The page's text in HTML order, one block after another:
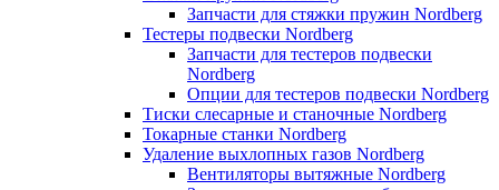
Запчасти для стяжки пружин Nordberg
Тестеры подвески Nordberg
Запчасти для тестеров подвески
Nordberg
Опции для тестеров подвески Nordberg
Тиски слесарные и станочные Nordberg
Токарные станки Nordberg
Удаление выхлопных газов Nordberg
Вентиляторы вытяжные Nordberg